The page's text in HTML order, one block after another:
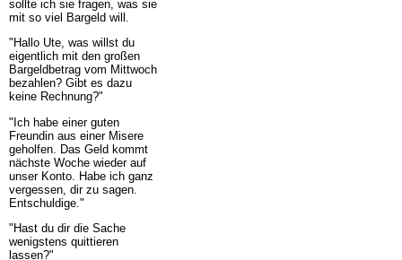
sollte ich sie fragen, was sie
mit so viel Bargeld will.
"Hallo Ute, was willst du
eigentlich mit den großen
Bargeldbetrag vom Mittwoch
bezahlen? Gibt es dazu
keine Rechnung?"
"Ich habe einer guten
Freundin aus einer Misere
geholfen. Das Geld kommt
nächste Woche wieder auf
unser Konto. Habe ich ganz
vergessen, dir zu sagen.
Entschuldige."
"Hast du dir die Sache
wenigstens quittieren
lassen?"